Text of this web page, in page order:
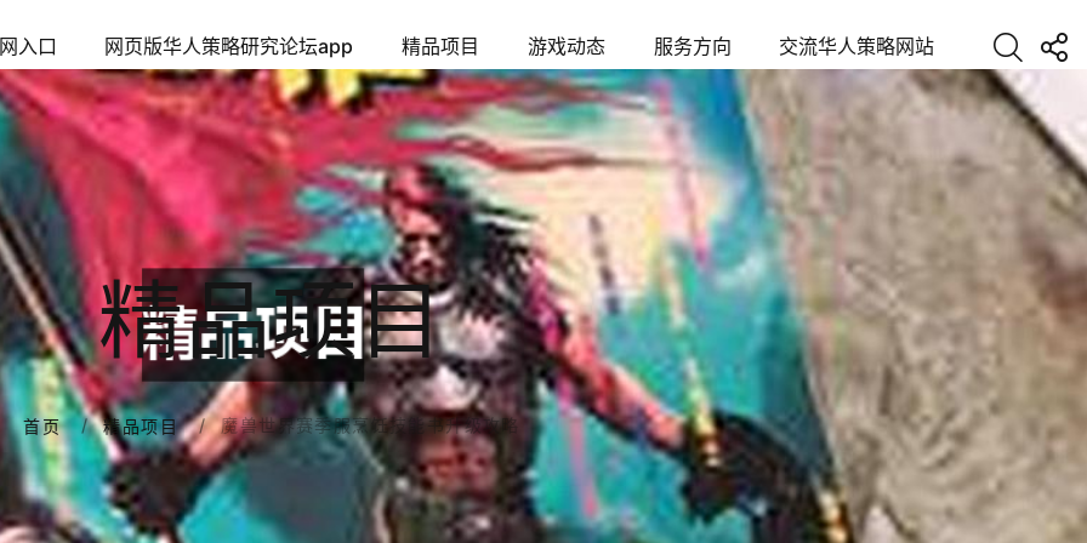
入口 网页版华人策略研究论坛app 精品项目 游戏动态 服务方向 交流华人策略网站
精品项目
首页 精品项目 魔兽世界赛季服烹饪技能书升级攻略